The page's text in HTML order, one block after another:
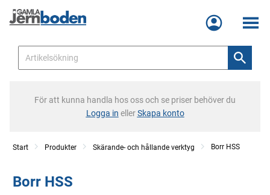
Meny
För att kunna handla hos oss och se priser behöver du
Logga in ellerSkapa konto
Start Produkter Skärande- och hållande verktyg Borr HSS
Borr HSS